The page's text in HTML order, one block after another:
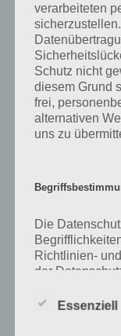
Zu Köchin haben wir
Auf
Tweet auf
Mehr
verarbeiteten
Schutz nicht
diesem Grund
frei,
alternativen
uns zu
Die
Richtlinien-
der
soll sowohl für
Essenziell